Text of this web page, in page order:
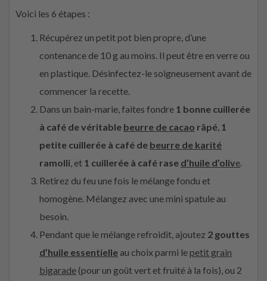
Voici les 6 étapes :
Récupérez un petit pot bien propre, d’une
contenance de 10 g au moins. Il peut être en verre ou
en plastique. Désinfectez-le soigneusement avant de
commencer la recette.
Dans un bain-marie, faites fondre 1 bonne cuillerée
à café de véritable beurre de cacao râpé, 1
petite cuillerée à café de beurre de karité
ramolli, et 1 cuillerée à café rase d’huile d’olive.
Retirez du feu une fois le mélange fondu et
homogène. Mélangez avec une mini spatule au
besoin.
Pendant que le mélange refroidit, ajoutez 2 gouttes
d’huile essentielle au choix parmi lepetit grain
bigarade (pour un goût vert et fruité à la fois), ou 2